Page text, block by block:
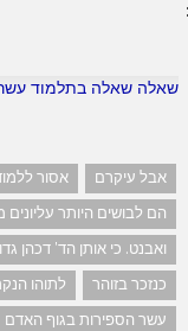
שאלה שאלה בתלמוד
אבל עיקרם אסור
הם לבושים היותר עליונים
ואבנט. כי אותן הד' דכהן
כנזכר בזוהר
לתוהו
עשר הספירות בגוף האדם